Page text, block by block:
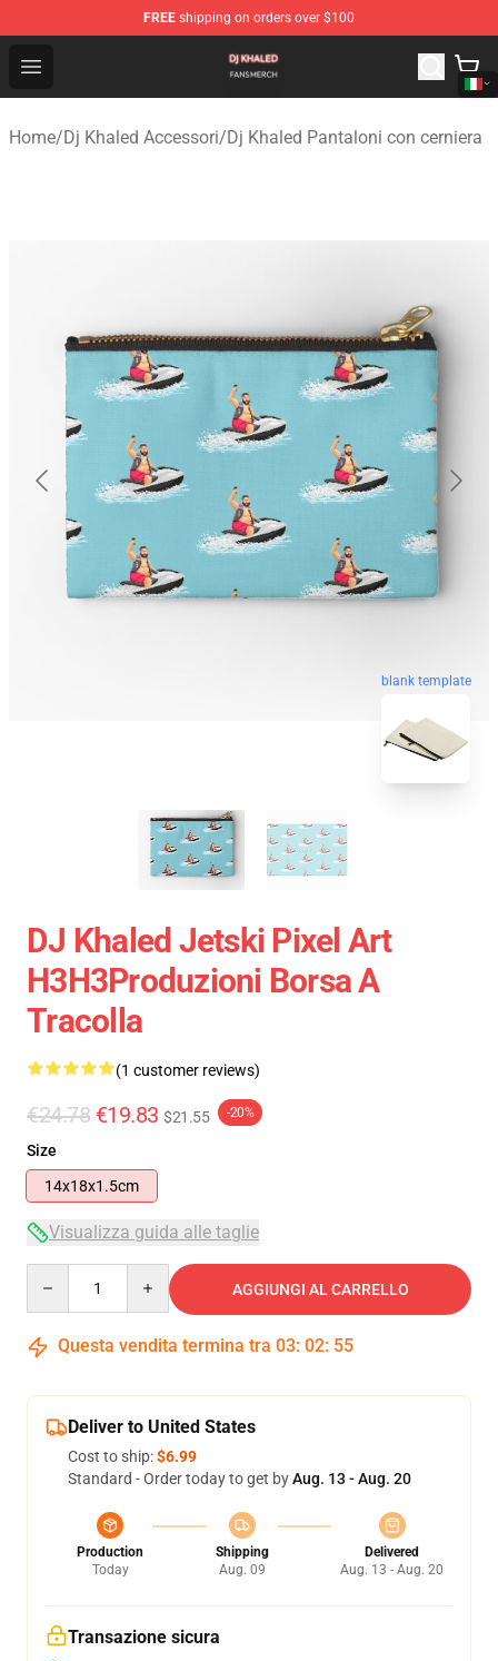
FREE shipping on orders over $100
Open menu
Dj Khaled Shop - Official Dj Khaled Merchandise Store
Home/Dj Khaled Accessori/Dj Khaled Pantaloni con cerniera
blank template
DJ Khaled Jetski Pixel Art
H3H3Produzioni Borsa A
Tracolla
(1 customer reviews)
€24.78 €19.83 $21.55 -20%
Size
14x18x1.5cm
Visualizza guida alle taglie
AGGIUNGI AL CARRELLO
Questa vendita termina tra 03: 02: 55
Deliver to United States
Cost to ship:$6.99
Standard - Order today to get byAug. 13 - Aug. 20
Production
Today
Shipping
Aug. 09
Delivered
Aug. 13 - Aug. 20
Transazione sicura